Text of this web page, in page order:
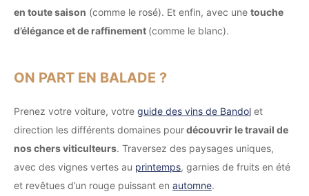
en toute saison (comme le rosé). Et enfin, avec une touche
d’élégance et de raffinement (comme le blanc).
ON PART EN BALADE ?
Prenez votre voiture, votre guide des vins de Bandol et
direction les différents domaines pourdécouvrir le travail de
nos chers viticulteurs. Traversez des paysages uniques,
avec des vignes vertes au printemps, garnies de fruits en été
et revêtues d’un rouge puissant en automne.